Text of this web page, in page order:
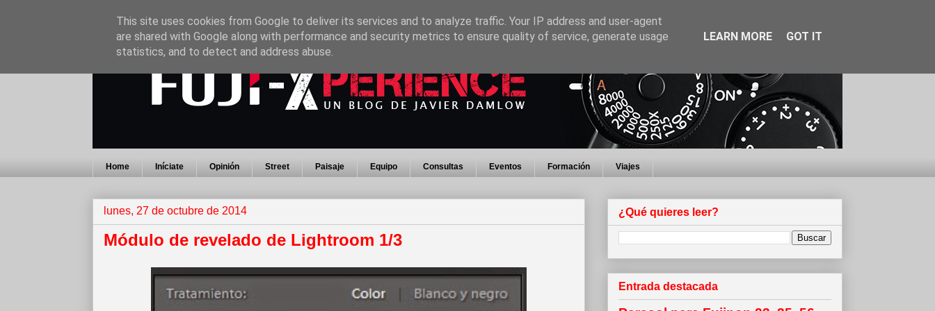
Home Iníciate Opinión Street Paisaje Equipo Consultas Eventos Formación Viajes
lunes, 27 de octubre de 2014
Módulo de revelado de Lightroom 1/3
¿Qué quieres leer?
Entrada destacada
This site uses cookies from Google to deliver its services and to analyze traffic. Your IP address and user-agent
are shared with Google along with performance and security metrics to ensure quality of service, generate usage
statistics, and to detect and address abuse.
LEARN MORE GOT IT